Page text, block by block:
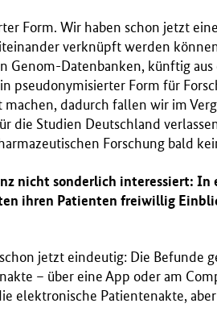
Form. Wir haben schon jetzt
verknüpft werden
Genom-Datenbanken, künftig
pseudonymisierter Form für
dadurch fallen wir im
die Studien Deutschland
Forschung bald
nicht sonderlich interessiert:
ihren Patienten freiwillig
jetzt eindeutig: Die Befunde
– über eine App oder am
elektronische Patientenakte,